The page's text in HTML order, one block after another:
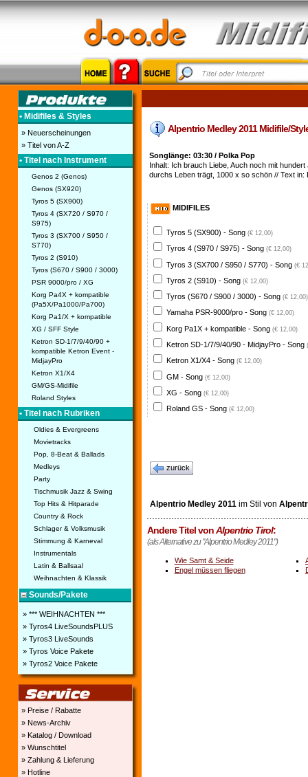
• Midifiles & Styles
» Neuerscheinungen
» Titel von A-Z
• Titel nach Instrument
Genos 2 (Genos)
Genos (SX920)
Tyros 5 (SX900)
Tyros 4 (SX720 / S970 /
S975)
Tyros 3 (SX700 / S950 /
S770)
Tyros 2 (S910)
Tyros (S670 / S900 / 3000)
PSR 9000/pro / XG
Korg Pa4X + kompatible
(Pa5X/Pa1000/Pa700)
Korg Pa1/X + kompatible
XG / SFF Style
Ketron SD-1/7/9/40/90 +
kompatible Ketron Event -
MidjayPro
Ketron X1/X4
GM/GS-Midifile
Roland Styles
• Titel nach Rubriken
Oldies & Evergreens
Movietracks
Pop, 8-Beat & Ballads
Medleys
Party
Tischmusik Jazz & Swing
Top Hits & Hitparade
Country & Rock
Schlager & Volksmusik
Stimmung & Karneval
Instrumentals
Latin & Ballsaal
Weihnachten & Klassik
Sounds/Pakete
» *** WEIHNACHTEN ***
» Tyros4 LiveSoundsPLUS
» Tyros3 LiveSounds
» Tyros Voice Pakete
» Tyros2 Voice Pakete
» Preise / Rabatte
» News-Archiv
» Katalog / Download
» Wunschtitel
» Zahlung & Lieferung
» Hotline
Alpentrio Medley 2011 Midifile/
Songlänge: 03:30 / Polka Pop
Inhalt: Ich brauch Liebe, Auch noch mit
durchs Leben trägt, 1000 x so schön // Text in:
MIDIFILES
Tyros 5 (SX900) - Song (€ 12,00)
Tyros 4 (S970 / S975) - Song (€ 12,00)
Tyros 3 (SX700 / S950 / S770) - Song (€
Tyros 2 (S910) - Song (€ 12,00)
Tyros (S670 / S900 / 3000) - Song (€ 12,00)
Yamaha PSR-9000/pro - Song (€ 12,00)
Korg Pa1X + kompatible - Song (€ 12,00)
Ketron SD-1/7/9/40/90 - MidjayPro - Song
Ketron X1/X4 - Song (€ 12,00)
GM - Song (€ 12,00)
XG - Song (€ 12,00)
Roland GS - Song (€ 12,00)
zurück
Alpentrio Medley 2011 im Stil von
Andere Titel vonAlpentrio Tirol:
(als Alternative zu "Alpentrio Medley 2011")
Wie Samt & Seide
Engel müssen fliegen